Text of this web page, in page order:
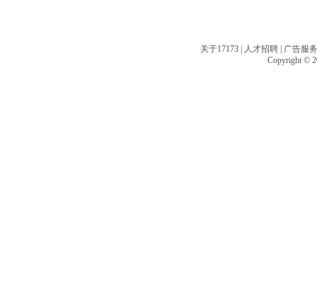
关于17173 | 人才招聘 | 广告服务
Copyright ©